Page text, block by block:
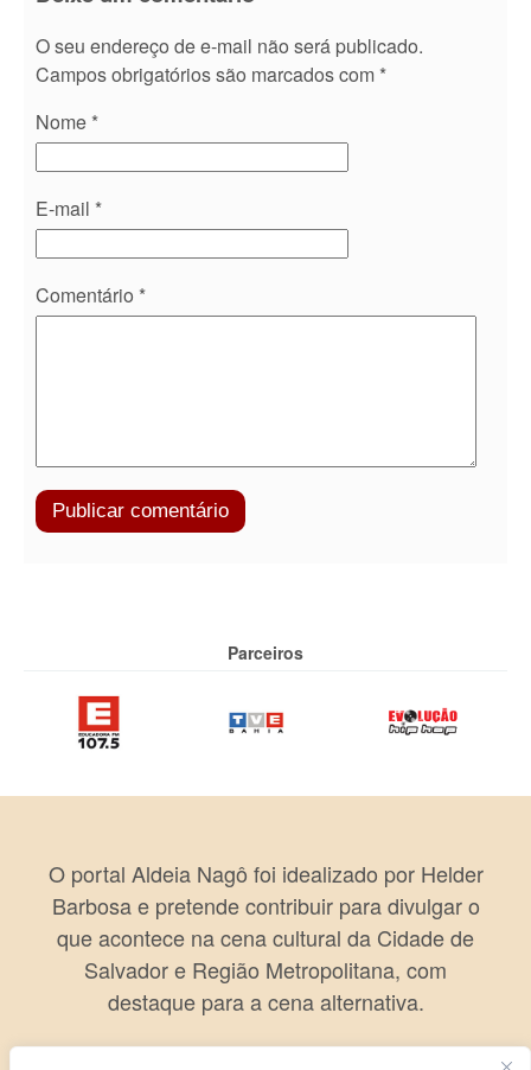
O seu endereço de e-mail não será publicado.
Campos obrigatórios são marcados com *
Nome *
E-mail *
Comentário *
Parceiros
O portal Aldeia Nagô foi idealizado por Helder
Barbosa e pretende contribuir para divulgar o
que acontece na cena cultural da Cidade de
Salvador e Região Metropolitana, com
destaque para a cena alternativa.